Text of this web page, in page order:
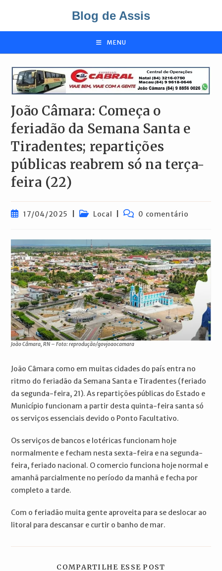
o
Blog de Assis
MENU
João Câmara: Começa o
feriadão da Semana Santa e
Tiradentes; repartições
públicas reabrem só na terça-
feira (22)
Post17/04/2025
Categoria
Local
Comentários
0 comentário
João Câmara, RN – Foto: reprodução/govjoaocamara
João Câmara como em muitas cidades do país entra no
ritmo do feriadão da Semana Santa e Tiradentes (feriado
da segunda-feira, 21). As repartições públicas do Estado e
Município funcionam a partir desta quinta-feira santa só
os serviços essenciais devido o Ponto Facultativo.
Os serviços de bancos e lotéricas funcionam hoje
normalmente e fecham nesta sexta-feira e na segunda-
feira, feriado nacional. O comercio funciona hoje normal e
amanhã parcialmente no período da manhã e fecha por
completo a tarde.
Com o feriadão muita gente aproveita para se deslocar ao
litoral para descansar e curtir o banho de mar.
COMPARTILHE ESSE POST